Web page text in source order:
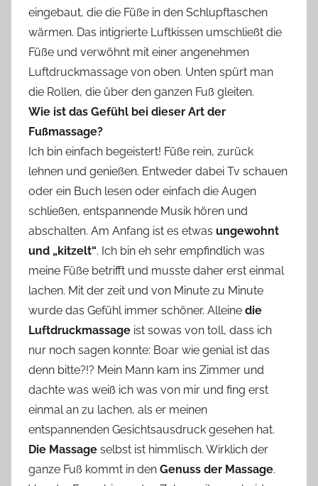
eingebaut, die die Füße in den Schlupftaschen
wärmen. Das intigrierte Luftkissen umschließt die
Füße und verwöhnt mit einer angenehmen
Luftdruckmassage von oben. Unten spürt man
die Rollen, die über den ganzen Fuß gleiten.
Wie ist das Gefühl bei dieser Art der
Fußmassage?
Ich bin einfach begeistert! Füße rein, zurück
lehnen und genießen. Entweder dabei Tv schauen
oder ein Buch lesen oder einfach die Augen
schließen, entspannende Musik hören und
abschalten. Am Anfang ist es etwas ungewohnt
und „kitzelt“. Ich bin eh sehr empfindlich was
meine Füße betrifft und musste daher erst einmal
lachen. Mit der zeit und von Minute zu Minute
wurde das Gefühl immer schöner. Alleine die
Luftdruckmassage ist sowas von toll, dass ich
nur noch sagen konnte: Boar wie genial ist das
denn bitte?!? Mein Mann kam ins Zimmer und
dachte was weiß ich was von mir und fing erst
einmal an zu lachen, als er meinen
entspannenden Gesichtsausdruck gesehen hat.
Die Massage selbst ist himmlisch. Wirklich der
ganze Fuß kommt in den Genuss der Massage.